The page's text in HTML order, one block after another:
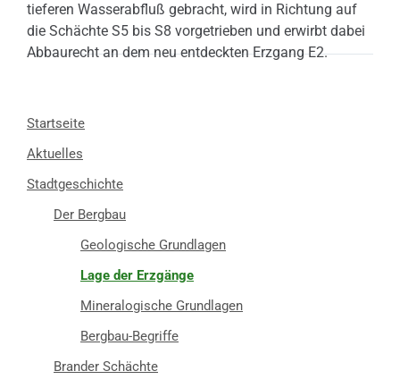
Startseite
Aktuelles
Stadtgeschichte
Der Bergbau
Geologische Grundlagen
Lage der Erzgänge
Mineralogische Grundlagen
Bergbau-Begriffe
Brander Schächte
tieferen Wasserabfluß gebracht, wird in Richtung auf
die Schächte S5 bis S8 vorgetrieben und erwirbt dabei
Abbaurecht an dem neu entdeckten Erzgang E2.